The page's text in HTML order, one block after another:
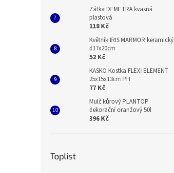
Zátka DEMETRA kvasná
plastová
118 Kč
Květník IRIS MARMOR keramický
d17x20cm
52 Kč
KASKO Kostka FLEXI ELEMENT
25x15x13cm PH
77 Kč
Mulč kůrový PLANTOP
dekorační oranžový 50l
396 Kč
Toplist